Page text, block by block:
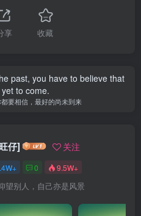
享 收藏
past, you have to believe that
to come.
要相信，最好的尚未到来
仔] 关注
0 9.5W+
望别人，自己亦是风景